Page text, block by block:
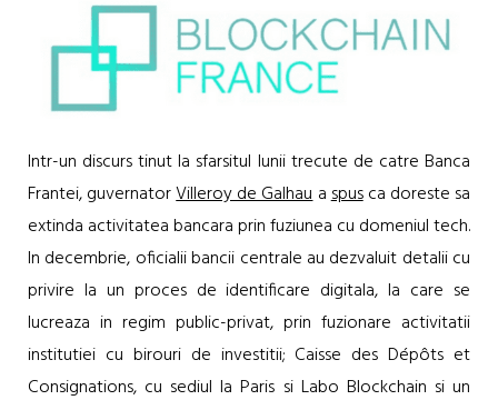
Intr-un discurs tinut la sfarsitul lunii trecute de catre Banca
Frantei, guvernatorVilleroy de Galhauaspusca doreste sa
extinda activitatea bancara prin fuziunea cu domeniul tech.
In decembrie, oficialii bancii centrale au dezvaluit detalii cu
privire la un proces de identificare digitala, la care se
lucreaza in regim public-privat, prin fuzionare activitatii
institutiei cu birouri de investitii; Caisse des Dépôts et
Consignations, cu sediul la Paris si Labo Blockchain si un